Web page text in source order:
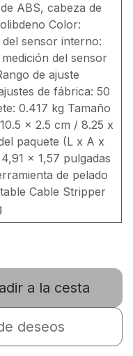
ABS, cabeza de
Color:
sensor interno:
del sensor
de ajuste
de fábrica: 50
0.417 kg Tamaño
x 2.5 cm / 8.25 x
paquete (L x A x
x 1,57 pulgadas
de pelado
Cable Stripper
a la cesta
deseos